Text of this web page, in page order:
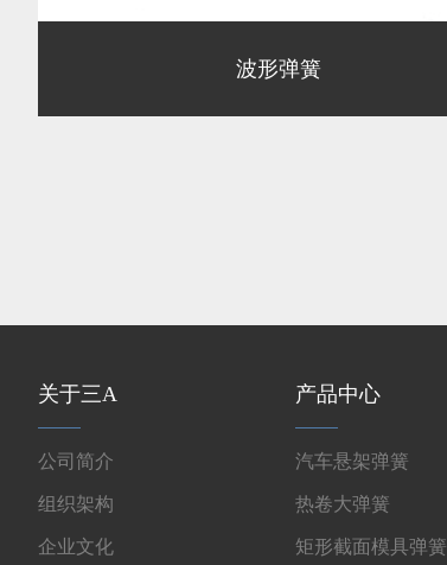
波形弹簧
关于三A
公司简介
组织架构
企业文化
产品中心
汽车悬架弹簧
热卷大弹簧
矩形截面模具弹簧